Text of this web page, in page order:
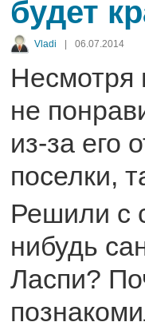
будет
Vladi | 06.07.2014
Несмотря
не
из-за его
поселки,
Решили с
нибудь
Ласпи?